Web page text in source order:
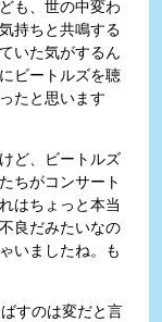
も、世の中変わ
持ちと共鳴する
いた気がするん
ビートルズを聴
たと思います
ど、ビートルズ
ちがコンサート
はちょっと本当
良だみたいなの
いましたね。も
すのは変だと言